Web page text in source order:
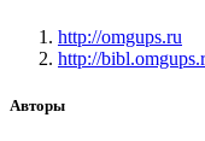
http://omgups.ru
http://
Авторы